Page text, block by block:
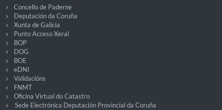
Concello de Paderne
Deputación da Coruña
Xunta de Galicia
Punto Acceso Xeral
BOP
DOG
BOE
eDNI
Validacións
FNMT
Oficina Virtual do Catastro
Sede Electrónica Deputación Provincial da Coruña